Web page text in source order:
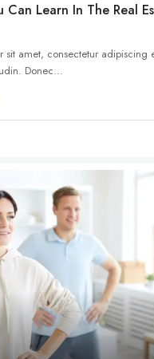
Can Learn In The Real
sit amet, consectetur adipiscing
Donec...